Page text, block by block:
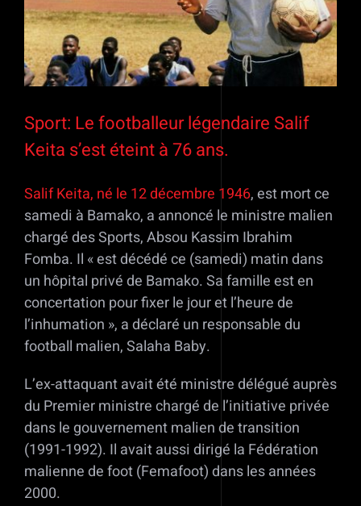
Sport: Le footballeur légendaire Salif
Keita s’est éteint à 76 ans.
Salif Keita, né le 12 décembre 1946, est mort ce
samedi à Bamako, a annoncé le ministre malien
chargé des Sports, Absou Kassim Ibrahim
Fomba. Il « est décédé ce (samedi) matin dans
un hôpital privé de Bamako. Sa famille est en
concertation pour fixer le jour et l’heure de
l’inhumation », a déclaré un responsable du
football malien, Salaha Baby.
L’ex-attaquant avait été ministre délégué auprès
du Premier ministre chargé de l’initiative privée
dans le gouvernement malien de transition
(1991-1992). Il avait aussi dirigé la Fédération
malienne de foot (Femafoot) dans les années
2000.